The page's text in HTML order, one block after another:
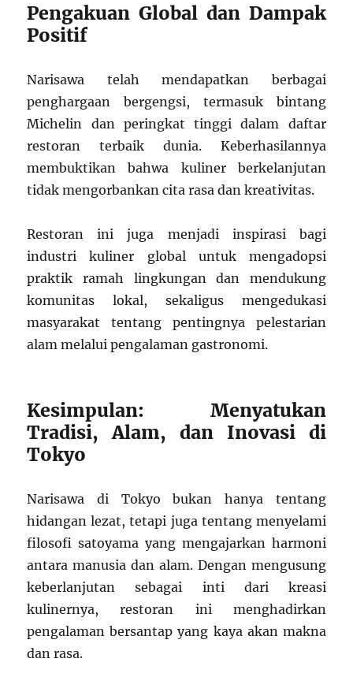
Pengakuan Global dan Dampak
Positif
Narisawa telah mendapatkan berbagai
penghargaan bergengsi, termasuk bintang
Michelin dan peringkat tinggi dalam daftar
restoran terbaik dunia. Keberhasilannya
membuktikan bahwa kuliner berkelanjutan
tidak mengorbankan cita rasa dan kreativitas.
Restoran ini juga menjadi inspirasi bagi
industri kuliner global untuk mengadopsi
praktik ramah lingkungan dan mendukung
komunitas lokal, sekaligus mengedukasi
masyarakat tentang pentingnya pelestarian
alam melalui pengalaman gastronomi.
Kesimpulan: Menyatukan
Tradisi, Alam, dan Inovasi di
Tokyo
Narisawa di Tokyo bukan hanya tentang
hidangan lezat, tetapi juga tentang menyelami
filosofi satoyama yang mengajarkan harmoni
antara manusia dan alam. Dengan mengusung
keberlanjutan sebagai inti dari kreasi
kulinernya, restoran ini menghadirkan
pengalaman bersantap yang kaya akan makna
dan rasa.